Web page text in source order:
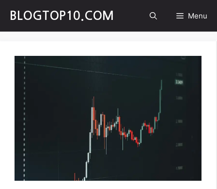
content
BLOGTOP10.COM Menu